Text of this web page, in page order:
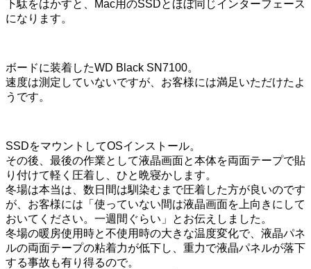
下駄をはかすと、Mac用のSSDとほぼ同じインターフェース
になります。
ボードに装着したWD Black SN7100。
速度は測定していないですが、お客様には満足いただけたよ
うです。
SSDをマウントしてOSインストール。
その後、最後の作業として液晶画面と本体を両面テープで貼
り付けて軽く圧着し、ひと晩寝かします。
冬場は本当は、数日間は馴染むまで圧着した方が良いのです
が、お客様には「使っていない間は液晶画面を上向きにして
おいてください。一週間ぐらい」とお伝えしました。
冬場の暖房使用時と不使用時の大きな温度変化で、液晶パネ
ルの両面テープの粘着力が低下し、重力で液晶パネルが落下
する事故も有り得るので。